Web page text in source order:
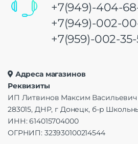
+7(949)-404-
+7(949)-002-
+7(959)-002-
Адреса магазинов
Реквизиты
ИП Литвинов Максим Васильевич
283015, ДНР, г Донецк, б-р
ИНН: 614015704000
ОГРНИП: 323930100214544